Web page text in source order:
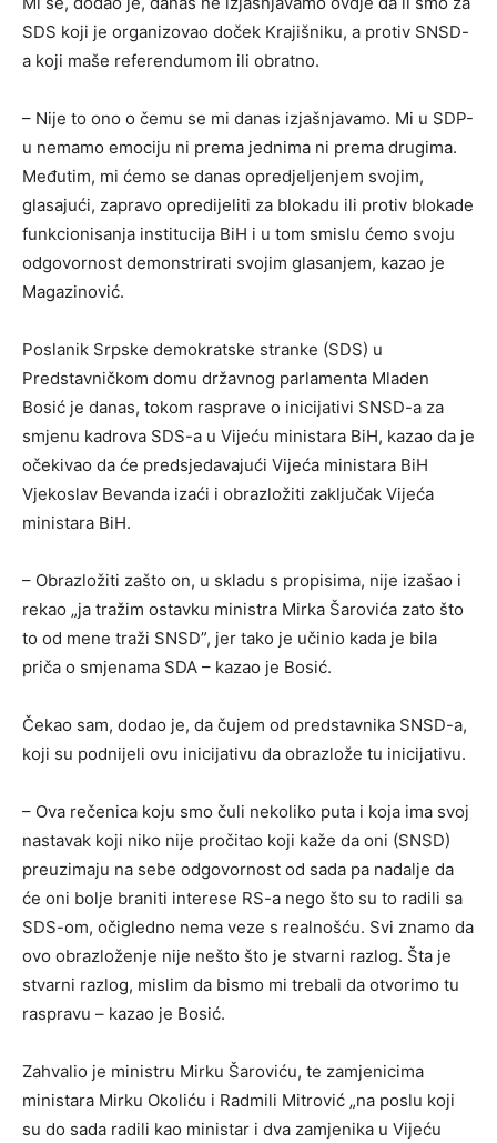
SDS koji je organizovao doček Krajišniku, a protiv SNSD-
a koji maše referendumom ili obratno.
– Nije to ono o čemu se mi danas izjašnjavamo. Mi u SDP-
u nemamo emociju ni prema jednima ni prema drugima.
Međutim, mi ćemo se danas opredjeljenjem svojim,
glasajući, zapravo opredijeliti za blokadu ili protiv blokade
funkcionisanja institucija BiH i u tom smislu ćemo svoju
odgovornost demonstrirati svojim glasanjem, kazao je
Magazinović.
Poslanik Srpske demokratske stranke (SDS) u
Predstavničkom domu državnog parlamenta Mladen
Bosić je danas, tokom rasprave o inicijativi SNSD-a za
smjenu kadrova SDS-a u Vijeću ministara BiH, kazao da je
očekivao da će predsjedavajući Vijeća ministara BiH
Vjekoslav Bevanda izaći i obrazložiti zaključak Vijeća
ministara BiH.
– Obrazložiti zašto on, u skladu s propisima, nije izašao i
rekao „ja tražim ostavku ministra Mirka Šarovića zato što
to od mene traži SNSD”, jer tako je učinio kada je bila
priča o smjenama SDA – kazao je Bosić.
Čekao sam, dodao je, da čujem od predstavnika SNSD-a,
koji su podnijeli ovu inicijativu da obrazlože tu inicijativu.
– Ova rečenica koju smo čuli nekoliko puta i koja ima svoj
nastavak koji niko nije pročitao koji kaže da oni (SNSD)
preuzimaju na sebe odgovornost od sada pa nadalje da
će oni bolje braniti interese RS-a nego što su to radili sa
SDS-om, očigledno nema veze s realnošću. Svi znamo da
ovo obrazloženje nije nešto što je stvarni razlog. Šta je
stvarni razlog, mislim da bismo mi trebali da otvorimo tu
raspravu – kazao je Bosić.
Zahvalio je ministru Mirku Šaroviću, te zamjenicima
ministara Mirku Okoliću i Radmili Mitrović „na poslu koji
su do sada radili kao ministar i dva zamjenika u Vijeću